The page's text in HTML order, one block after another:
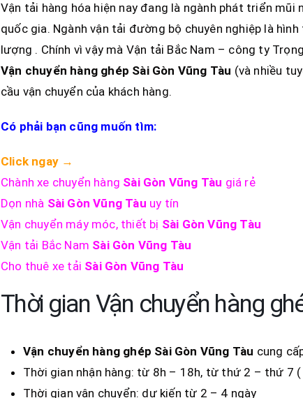
Vận tải hàng hóa hiện nay đang là ngành phát triển
quốc gia. Ngành vận tải đường bộ chuyên nghiệp là
lượng . Chính vì vậy mà Vận tải Bắc Nam – công ty
Vận chuyển hàng ghép Sài Gòn Vũng Tàu (và nhiều
cầu vận chuyển của khách hàng.
Có phải bạn cũng muốn tìm:
Click ngay →
Chành xe chuyển hàng Sài Gòn Vũng Tàu giá rẻ
Dọn nhà Sài GònVũng Tàu uy tín
Vận chuyển máy móc, thiết bị Sài GònVũng Tàu
Vận tải Bắc Nam Sài Gòn Vũng Tàu
Cho thuê xe tải Sài Gòn Vũng Tàu
Thời gian Vận chuyển hàng
Vận chuyển hàng ghép Sài Gòn Vũng Tàu cung
Thời gian nhận hàng: từ 8h – 18h, từ thứ 2 – thứ 7
Thời gian vận chuyển: dự kiến từ 2 – 4 ngày